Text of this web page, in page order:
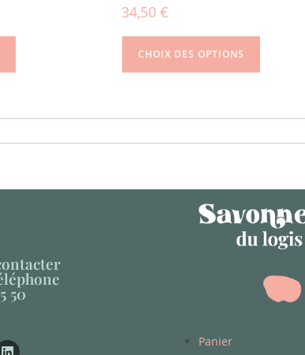
34,50€
CHOIX DES OPTIONS
50
Panier